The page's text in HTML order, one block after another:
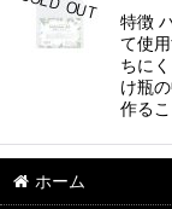
特徴
て使
ちに
け瓶
作る
ホーム